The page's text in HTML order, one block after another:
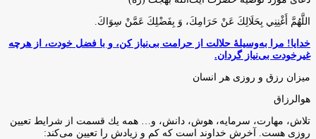
اللَّهُمَّ أَغْنِنِي بِحَلَالِكَ عَنْ حَرَامِكَ، وَ بِفَضْلِكَ عَمَّنْ سِوَاكَ‏.
خدایا! مرا به‌وسیلۀ حلالت از حرامت بی‌نیاز کن، و با فضل خودت، از هرچه
غیرخودت بی‌نیاز گردان.
میزان رزق و روزی هر انسان
هوالرزاق
تلاش، مهارت، سرمايه، هوش، دانش، و… همه يك قسمت از شرايط تعيين
روزى هست. آخرش خداوند است كه كم و زيادش را تعيين مى‌كند: